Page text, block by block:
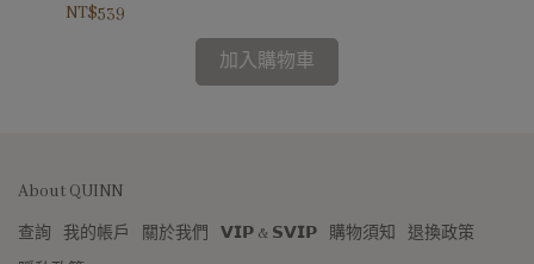
NT$539
加入購物車
About QUINN
查詢 我的帳戶 關於我們 𝗩𝗜𝗣 & 𝗦𝗩𝗜𝗣 購物須知
退換政策